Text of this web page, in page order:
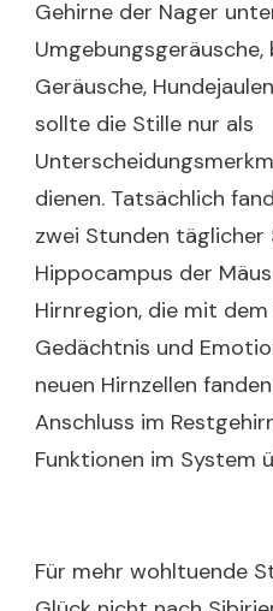
Gehirne der Nager
Geräusche,
sollte die Stille nur als
dienen. Tatsächlich
zwei Stunden täglicher
Hippocampus der
Hirnregion, die mit dem
Gedächtnis und
neuen Hirnzellen
Anschluss im
Funktionen im System
Für mehr wohltuende